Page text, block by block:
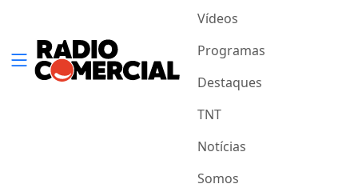
Vídeos
Programas
Destaques
TNT
Notícias
Somos